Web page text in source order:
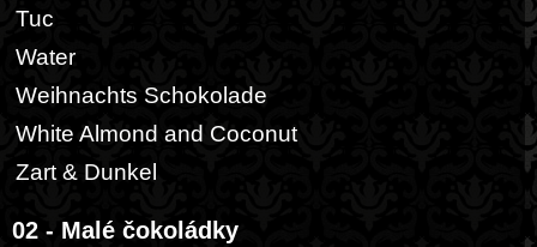
Tuc
Water
Weihnachts Schokolade
White Almond and Coconut
Zart & Dunkel
02 - Malé čokoládky